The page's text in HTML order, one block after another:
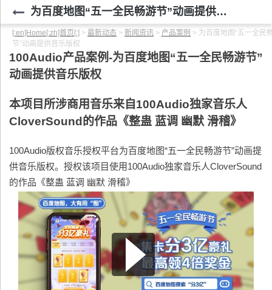
为百度地图“五一全民畅游节”动画提供音乐版权
[:en]Home[:zh]首页[:] > 最新动态 > 新闻资讯 > 产品案例 > 为百度地图“五一全民
节”动画提供音乐版权
100Audio产品案例-为百度地图“五一全民畅游节”
动画提供音乐版权
本项目所涉商用音乐来自100Audio独家音乐人
CloverSound的作品《整蛊 蓝调 幽默 滑稽》
100Audio版权音乐授权平台为百度地图“五一全民畅游节”动画提
供音乐版权。授权该项目使用100Audio独家音乐人CloverSound
的作品《整蛊 蓝调 幽默 滑稽》